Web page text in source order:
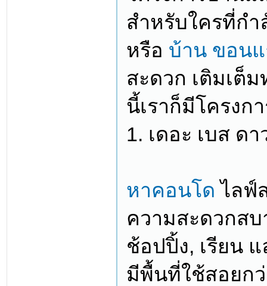
สำหรับใครที่กำ
หรือ บ้าน ขอน
สะดวก เติมเต็
นี้เราก็มีโครงก
1. เดอะ เบส ด
หาคอนโด ไลฟ์
ความสะดวกสบ
ช้อปปิ้ง, เรียน
มีพื้นที่ใช้สอยกว่